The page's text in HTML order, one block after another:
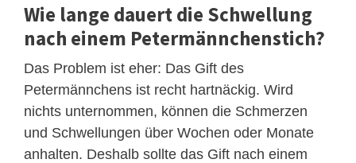
Wie lange dauert die Schwellung
nach einem Petermännchenstich?
Das Problem ist eher: Das Gift des
Petermännchens ist recht hartnäckig. Wird
nichts unternommen, können die Schmerzen
und Schwellungen über Wochen oder Monate
anhalten. Deshalb sollte das Gift nach einem